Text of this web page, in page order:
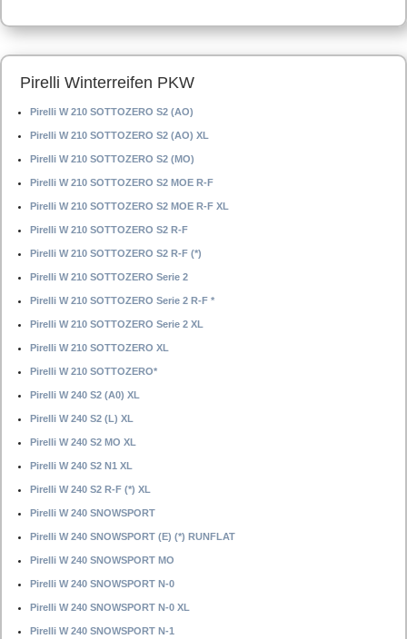
Pirelli Winterreifen PKW
Pirelli W 210 SOTTOZERO S2 (AO)
Pirelli W 210 SOTTOZERO S2 (AO) XL
Pirelli W 210 SOTTOZERO S2 (MO)
Pirelli W 210 SOTTOZERO S2 MOE R-F
Pirelli W 210 SOTTOZERO S2 MOE R-F XL
Pirelli W 210 SOTTOZERO S2 R-F
Pirelli W 210 SOTTOZERO S2 R-F (*)
Pirelli W 210 SOTTOZERO Serie 2
Pirelli W 210 SOTTOZERO Serie 2 R-F *
Pirelli W 210 SOTTOZERO Serie 2 XL
Pirelli W 210 SOTTOZERO XL
Pirelli W 210 SOTTOZERO*
Pirelli W 240 S2 (A0) XL
Pirelli W 240 S2 (L) XL
Pirelli W 240 S2 MO XL
Pirelli W 240 S2 N1 XL
Pirelli W 240 S2 R-F (*) XL
Pirelli W 240 SNOWSPORT
Pirelli W 240 SNOWSPORT (E) (*) RUNFLAT
Pirelli W 240 SNOWSPORT MO
Pirelli W 240 SNOWSPORT N-0
Pirelli W 240 SNOWSPORT N-0 XL
Pirelli W 240 SNOWSPORT N-1